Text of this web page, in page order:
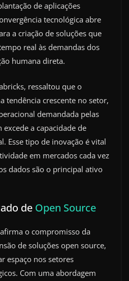
de aplicações
tecnológica abre
a criação de soluções que
real às demandas dos
humana direta.
ressaltou que o
tendência crescente no setor,
demandada pelas
a capacidade de
Esse tipo de inovação é vital
em mercados cada vez
dados são o principal ativo
de Open Source
o compromisso da
de soluções open source,
espaço nos setores
Com uma abordagem